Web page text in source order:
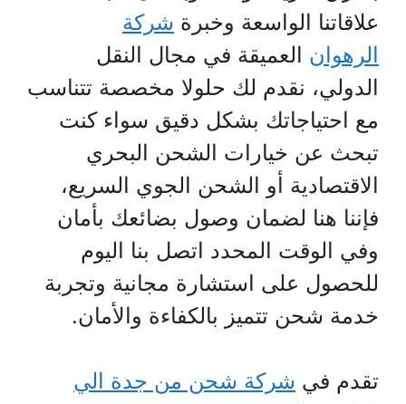
علاقاتنا الواسعة وخبرة شركة
الرهوان العميقة في مجال النقل
الدولي، نقدم لك حلولا مخصصة تتناسب
مع احتياجاتك بشكل دقيق سواء كنت
تبحث عن خيارات الشحن البحري
الاقتصادية أو الشحن الجوي السريع،
فإننا هنا لضمان وصول بضائعك بأمان
وفي الوقت المحدد اتصل بنا اليوم
للحصول على استشارة مجانية وتجربة
خدمة شحن تتميز بالكفاءة والأمان.
تقدم في شركة شحن من جدة الي